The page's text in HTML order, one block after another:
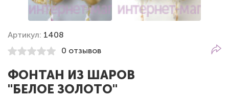
Артикул: 1408
0 отзывов
ФОНТАН ИЗ ШАРОВ
"БЕЛОЕ ЗОЛОТО"